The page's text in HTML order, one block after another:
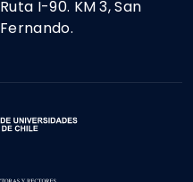
Ruta I-90. KM 3, San
Fernando.